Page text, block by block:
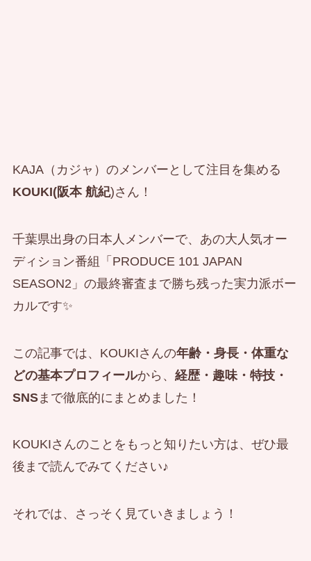
KAJA（カジャ）のメンバーとして注目を集める
KOUKI(阪本 航紀)さん！
千葉県出身の日本人メンバーで、あの大人気オー
ディション番組「PRODUCE 101 JAPAN
SEASON2」の最終審査まで勝ち残った実力派ボー
カルです✨
この記事では、KOUKIさんの年齢・身長・体重な
どの基本プロフィールから、 経歴・趣味・特技・
SNSまで徹底的にまとめました！
KOUKIさんのことをもっと知りたい方は、ぜひ最
後まで読んでみてください♪
それでは、さっそく見ていきましょう！